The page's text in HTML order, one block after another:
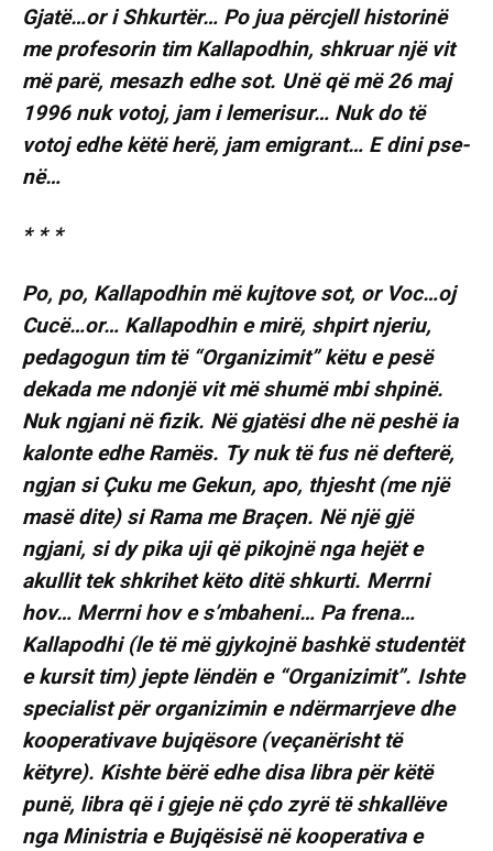
Gjatë…or i Shkurtër… Po jua përcjell historinë
me profesorin tim Kallapodhin, shkruar një vit
më parë, mesazh edhe sot. Unë që më 26 maj
1996 nuk votoj, jam i lemerisur… Nuk do të
votoj edhe këtë herë, jam emigrant… E dini pse-
në…
* * *
Po, po, Kallapodhin më kujtove sot, or Voc…oj
Cucë…or… Kallapodhin e mirë, shpirt njeriu,
pedagogun tim të “Organizimit” këtu e pesë
dekada me ndonjë vit më shumë mbi shpinë.
Nuk ngjani në fizik. Në gjatësi dhe në peshë ia
kalonte edhe Ramës. Ty nuk të fus në defterë,
ngjan si Çuku me Gekun, apo, thjesht (me një
masë dite) si Rama me Braçen. Në një gjë
ngjani, si dy pika uji që pikojnë nga hejët e
akullit tek shkrihet këto ditë shkurti. Merrni
hov… Merrni hov e s’mbaheni… Pa frena…
Kallapodhi (le të më gjykojnë bashkë studentët
e kursit tim) jepte lëndën e “Organizimit”. Ishte
specialist për organizimin e ndërmarrjeve dhe
kooperativave bujqësore (veçanërisht të
këtyre). Kishte bërë edhe disa libra për këtë
punë, libra që i gjeje në çdo zyrë të shkallëve
nga Ministria e Bujqësisë në kooperativa e